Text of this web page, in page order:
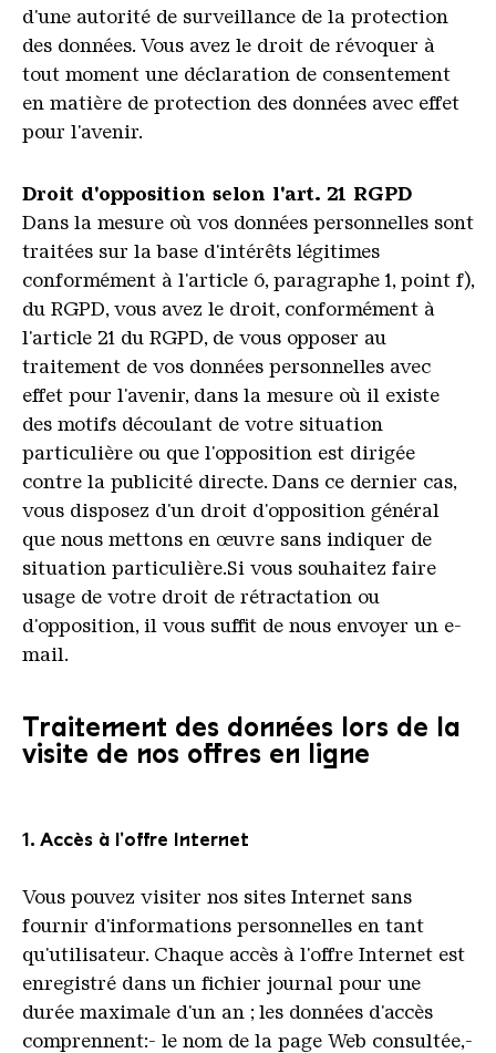
d'une autorité de surveillance de la protection
des données. Vous avez le droit de révoquer à
tout moment une déclaration de consentement
en matière de protection des données avec effet
pour l'avenir.
Droit d'opposition selon l'art. 21 RGPD
Dans la mesure où vos données personnelles sont
traitées sur la base d'intérêts légitimes
conformément à l'article 6, paragraphe 1, point f),
du RGPD, vous avez le droit, conformément à
l'article 21 du RGPD, de vous opposer au
traitement de vos données personnelles avec
effet pour l'avenir, dans la mesure où il existe
des motifs découlant de votre situation
particulière ou que l'opposition est dirigée
contre la publicité directe. Dans ce dernier cas,
vous disposez d'un droit d'opposition général
que nous mettons en œuvre sans indiquer de
situation particulière.Si vous souhaitez faire
usage de votre droit de rétractation ou
d'opposition, il vous suffit de nous envoyer un e-
mail.
Traitement des données lors de la
visite de nos offres en ligne
1. Accès à l'offre Internet
Vous pouvez visiter nos sites Internet sans
fournir d'informations personnelles en tant
qu'utilisateur. Chaque accès à l'offre Internet est
enregistré dans un fichier journal pour une
durée maximale d'un an ; les données d'accès
comprennent:- le nom de la page Web consultée,-